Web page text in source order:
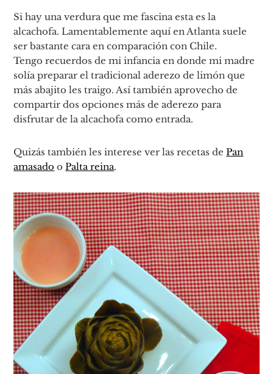
Si hay una verdura que me fascina esta es la
alcachofa. Lamentablemente aquí en Atlanta suele
ser bastante cara en comparación con Chile.
Tengo recuerdos de mi infancia en donde mi madre
solía preparar el tradicional aderezo de limón que
más abajito les traigo. Así también aprovecho de
compartir dos opciones más de aderezo para
disfrutar de la alcachofa como entrada.
Quizás también les interese ver las recetas dePan
amasado oPalta reina.